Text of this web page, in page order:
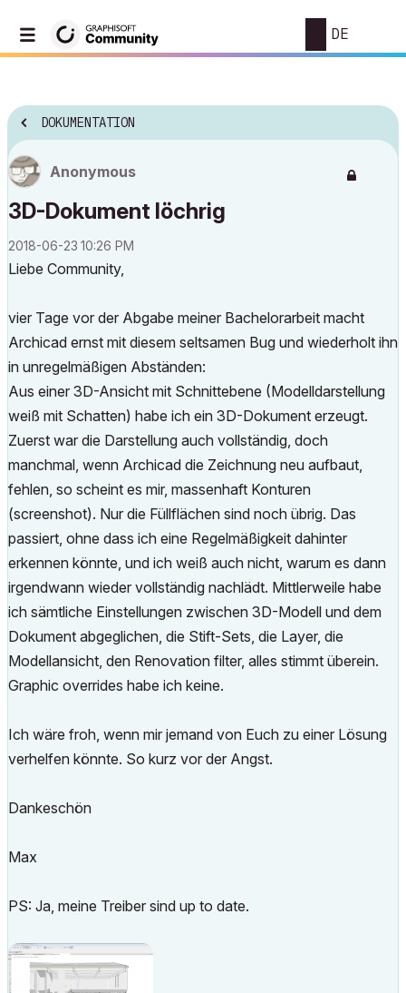
DE
DOKUMENTATION
Anonymous
3D-Dokument löchrig
‎2018-06-23 10:26 PM
Liebe Community,
vier Tage vor der Abgabe meiner Bachelorarbeit macht
Archicad ernst mit diesem seltsamen Bug und wiederholt ihn
in unregelmäßigen Abständen:
Aus einer 3D-Ansicht mit Schnittebene (Modelldarstellung
weiß mit Schatten) habe ich ein 3D-Dokument erzeugt.
Zuerst war die Darstellung auch vollständig, doch
manchmal, wenn Archicad die Zeichnung neu aufbaut,
fehlen, so scheint es mir, massenhaft Konturen
(screenshot). Nur die Füllflächen sind noch übrig. Das
passiert, ohne dass ich eine Regelmäßigkeit dahinter
erkennen könnte, und ich weiß auch nicht, warum es dann
irgendwann wieder vollständig nachlädt. Mittlerweile habe
ich sämtliche Einstellungen zwischen 3D-Modell und dem
Dokument abgeglichen, die Stift-Sets, die Layer, die
Modellansicht, den Renovation filter, alles stimmt überein.
Graphic overrides habe ich keine.
Ich wäre froh, wenn mir jemand von Euch zu einer Lösung
verhelfen könnte. So kurz vor der Angst.
Dankeschön
Max
PS: Ja, meine Treiber sind up to date.